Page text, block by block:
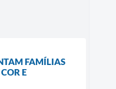
FAMÍLIAS
E